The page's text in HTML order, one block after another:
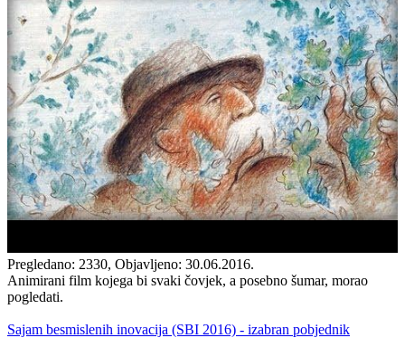
Pregledano: 2330, Objavljeno: 30.06.2016.
Animirani film kojega bi svaki čovjek, a posebno šumar, morao
pogledati.
Sajam besmislenih inovacija (SBI 2016) - izabran pobjednik